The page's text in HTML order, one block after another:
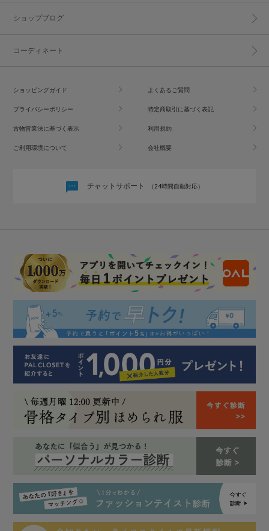
ショップブログ
コーディネート
ショッピングガイド よくあるご質問
プライバシーポリシー 特定商取引に基づく表記
古物営業法に基づく表示 利用規約
ご利用環境について 会社概要
チャットサポート （24時間自動対応）